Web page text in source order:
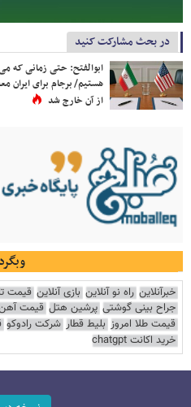
در بحث مشارکت کنید
ابوالفتح: حتی زمانی که
هستیم/ برجام برای ایران
از آن خارج شد
خبرآنلاین راه نو آنلاین بازی آنلاین قیمت
جراح بینی گوشتی پرشین هتل قیمت آهن
قیمت طلا امروز بلیط قطار شرکت رادوکو
خرید اکانت chatgpt